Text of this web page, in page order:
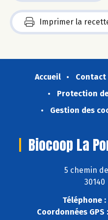
Imprimer la
Accueil Contact
Protection
Gestion des
Biocoop La
5 chemin
Téléphone :
Coordonnées GPS :